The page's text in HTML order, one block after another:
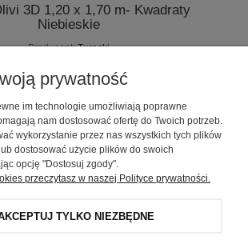
3D 1,20 x 1,70 m- Kwadraty
Niebieskie
Producent: Turecki
DO KOSZYKA
prywatność
im technologie umożliwiają poprawne
nam dostosować ofertę do Twoich potrzeb.
wykorzystanie przez nas wszystkich tych plików
dostosować użycie plików do swoich
opcję "Dostosuj zgody".
przeczytasz w naszej Polityce prywatności.
TYLKO NIEZBĘDNE